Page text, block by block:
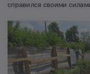
справился своими